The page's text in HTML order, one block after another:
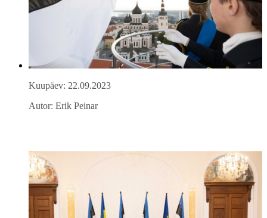
Kuupäev: 22.09.2023
Autor: Erik Peinar